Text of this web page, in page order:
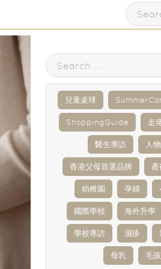
兒童桌球
ShoppingGuide 走
醫生專訪 人
香港父母首選品牌 產
幼稚園 孕婦
國際學校 海外升學
學校專訪 濕疹
母乳 毛孩